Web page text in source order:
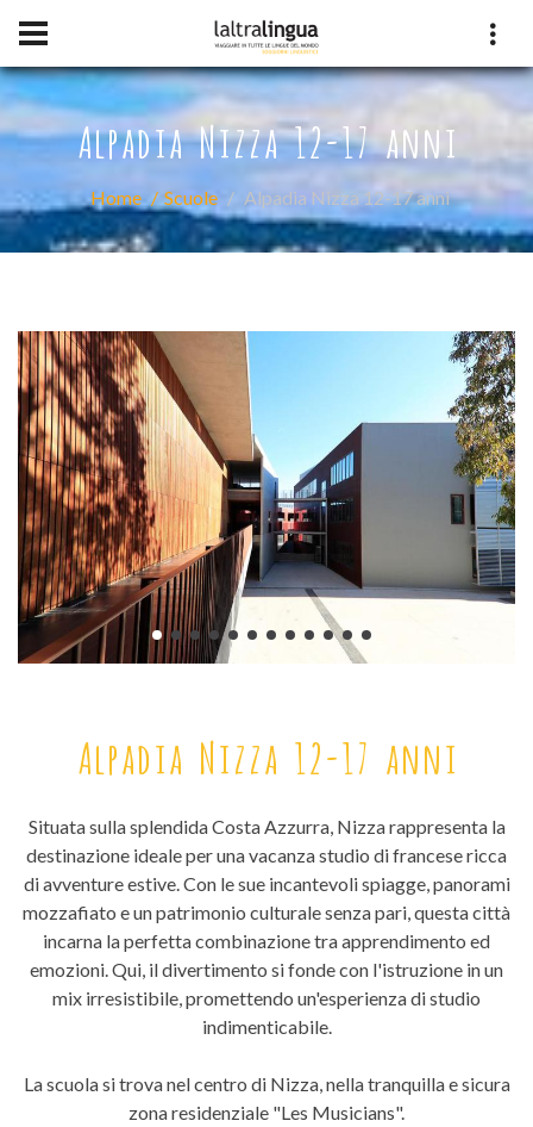
Alpadia Nizza 12-17 anni
Home Scuole Alpadia Nizza 12-17 anni
Alpadia Nizza 12-17 anni
Situata sulla splendida Costa Azzurra, Nizza rappresenta la
destinazione ideale per una vacanza studio di francese ricca
di avventure estive. Con le sue incantevoli spiagge, panorami
mozzafiato e un patrimonio culturale senza pari, questa città
incarna la perfetta combinazione tra apprendimento ed
emozioni. Qui, il divertimento si fonde con l'istruzione in un
mix irresistibile, promettendo un'esperienza di studio
indimenticabile.
La scuola si trova nel centro di Nizza, nella tranquilla e sicura
zona residenziale "Les Musicians".